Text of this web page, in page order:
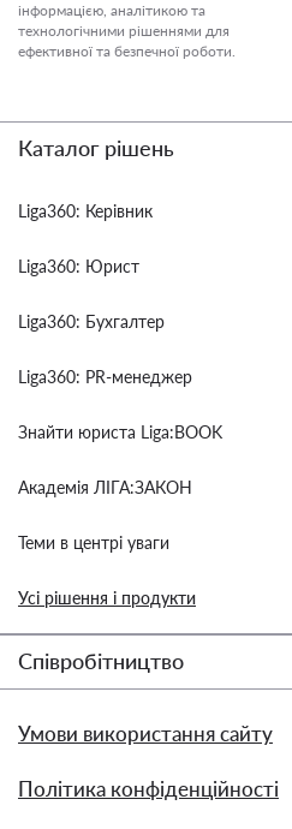
інформацією, аналітикою та
технологічними рішеннями для
ефективної та безпечної роботи.
Каталог рішень
Liga360: Керівник
Liga360: Юрист
Liga360: Бухгалтер
Liga360: PR-менеджер
Знайти юриста Liga:BOOK
Академія ЛІГА:ЗАКОН
Теми в центрі уваги
Усі рішення і продукти
Співробітництво
Умови використання сайту
Політика конфіденційності